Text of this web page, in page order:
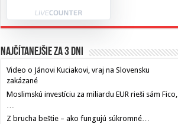
Najčítanejšie za 3 dni
Video o Jánovi Kuciakovi, vraj na Slovensku
zakázané
Moslimskú investíciu za miliardu EUR rieši sám Fico,
…
Z brucha beštie – ako fungujú súkromné…